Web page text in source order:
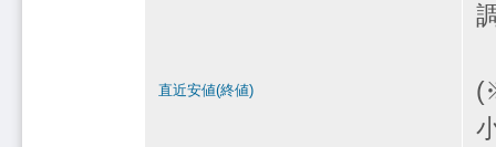
直近安値(終値)